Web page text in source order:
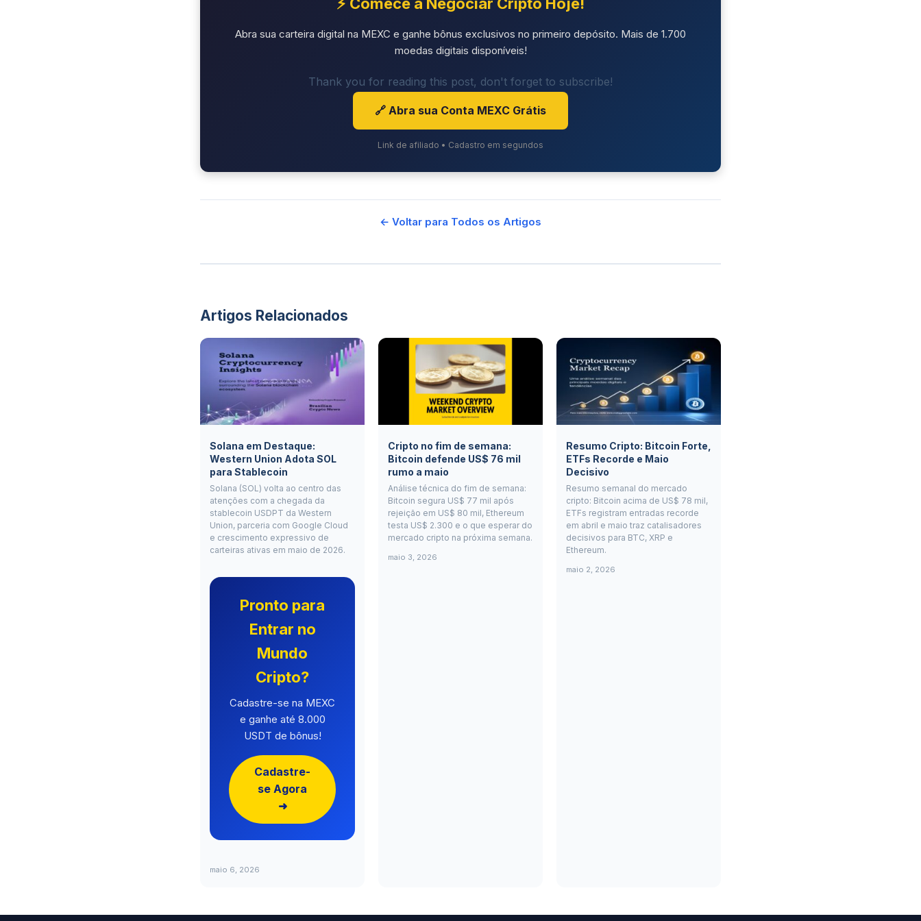
⚡ Comece a Negociar Cripto Hoje!
Abra sua carteira digital na MEXC e ganhe bônus exclusivos no primeiro depósito. Mais de 1.700
moedas digitais disponíveis!
Thank you for reading this post, don't forget to subscribe!
🔗 Abra sua Conta MEXC Grátis
Link de afiliado • Cadastro em segundos
← Voltar para Todos os Artigos
Artigos Relacionados
Solana em Destaque:
Western Union Adota SOL
para Stablecoin
Solana (SOL) volta ao centro das
atenções com a chegada da
stablecoin USDPT da Western
Union, parceria com Google Cloud
e crescimento expressivo de
carteiras ativas em maio de 2026.
Pronto para
Entrar no
Mundo
Cripto?
Cadastre-se na MEXC
e ganhe até 8.000
USDT de bônus!
Cadastre-
se Agora
➜
maio 6, 2026
Cripto no fim de semana:
Bitcoin defende US$ 76 mil
rumo a maio
Análise técnica do fim de semana:
Bitcoin segura US$ 77 mil após
rejeição em US$ 80 mil, Ethereum
testa US$ 2.300 e o que esperar do
mercado cripto na próxima semana.
maio 3, 2026
Resumo Cripto: Bitcoin Forte,
ETFs Recorde e Maio
Decisivo
Resumo semanal do mercado
cripto: Bitcoin acima de US$ 78 mil,
ETFs registram entradas recorde
em abril e maio traz catalisadores
decisivos para BTC, XRP e
Ethereum.
maio 2, 2026